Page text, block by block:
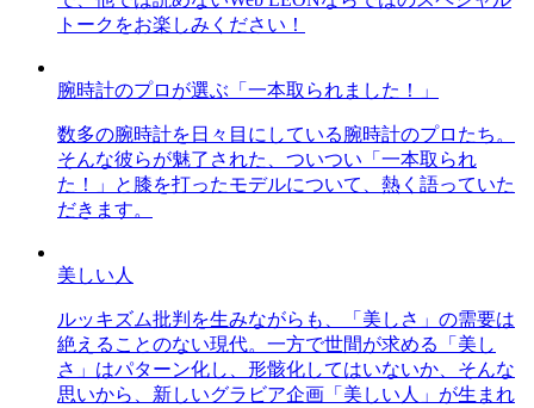
トークをお楽しみください！
腕時計のプロが選ぶ「一本取られました！」
数多の腕時計を日々目にしている腕時計のプロたち。
そんな彼らが魅了された、ついつい「一本取られ
た！」と膝を打ったモデルについて、熱く語っていた
だきます。
美しい人
ルッキズム批判を生みながらも、「美しさ」の需要は
絶えることのない現代。一方で世間が求める「美し
さ」はパターン化し、形骸化してはいないか、そんな
思いから、新しいグラビア企画「美しい人」が生まれ